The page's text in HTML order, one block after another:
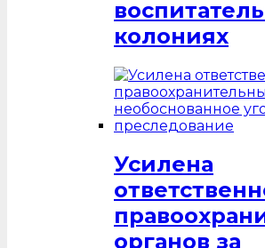
колониях
Усилена
органов за